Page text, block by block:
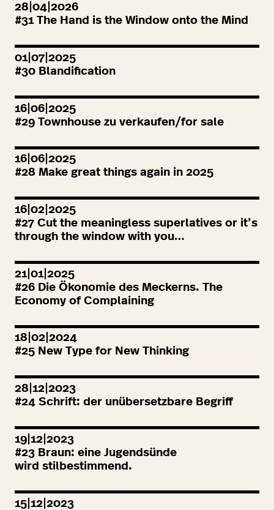
28|04|2026
#31The Hand is the Window onto the Mind
01|07|2025
#30 Blandification
16|06|2025
#29 Townhouse zu verkaufen/for sale
16|06|2025
#28 Make great things again in 2025
16|02|2025
#27 Cut the meaningless superlatives or it’s
through the window with you…
21|01|2025
#26 Die Ökonomie des Meckerns. The
Economy of Complaining
18|02|2024
#25 New Type for New Thinking
28|12|2023
#24 Schrift: der unübersetzbare Begriff
19|12|2023
#23 Braun: eine Jugendsünde
wird stilbestimmend.
15|12|2023